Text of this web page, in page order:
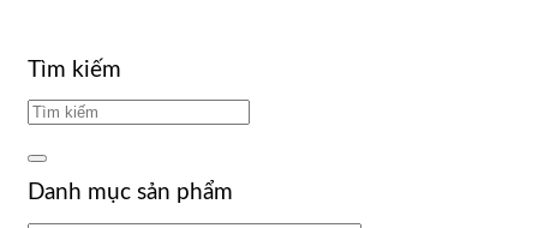
Tìm kiếm
Danh mục sản phẩm